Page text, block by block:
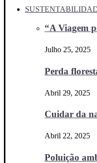
“A Viagem
Julho 25, 2025
Perda
Abril 29, 2025
Cuidar da
Abril 22, 2025
Poluição